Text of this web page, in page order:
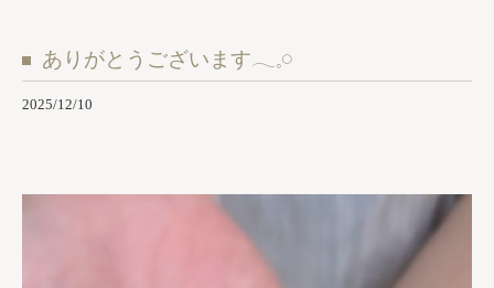
ありがとうございます𓂃𓈒𓏸︎︎︎︎
2025/12/10